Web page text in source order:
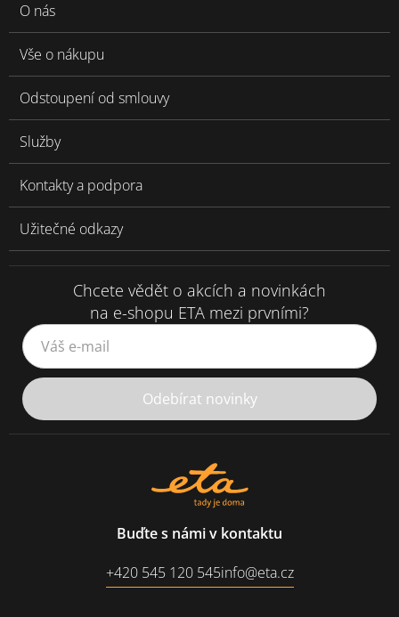
O nás
Vše o nákupu
Odstoupení od smlouvy
Služby
Kontakty a podpora
Užitečné odkazy
Chcete vědět o akcích a novinkách
na e-shopu ETA mezi prvními?
Váš e-mail
Odebírat novinky
Buďte s námi v kontaktu
+420 545 120 545info@eta.cz